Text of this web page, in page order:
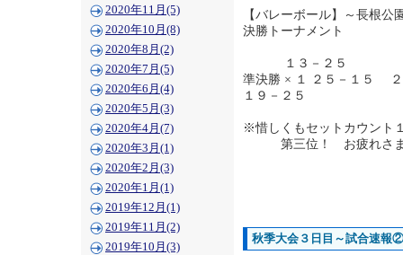
2020年11月(5)
2020年10月(8)
2020年8月(2)
2020年7月(5)
2020年6月(4)
2020年5月(3)
2020年4月(7)
2020年3月(1)
2020年2月(3)
2020年1月(1)
2019年12月(1)
2019年11月(2)
2019年10月(3)
【バレーボール】～長根公
決勝トーナメント
１３－２５
準決勝 × １ ２５－１
１９－２５
※惜しくもセットカウント
第三位！ お疲れさま
秋季大会３日目～試合速報